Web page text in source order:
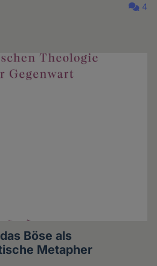
4
Böse als
Metapher